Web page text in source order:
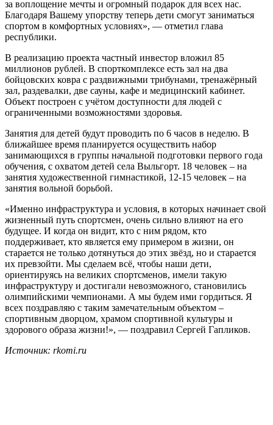
за воплощение мечты и огромный подарок для всех нас.
Благодаря Вашему упорству теперь дети смогут заниматься
спортом в комфортных условиях», — отметил глава
республики.
В реализацию проекта частный инвестор вложил 85
миллионов рублей. В спорткомплексе есть зал на два
бойцовских ковра с раздвижными трибунами, тренажёрный
зал, раздевалки, две сауны, кафе и медицинский кабинет.
Объект построен с учётом доступности для людей с
ограниченными возможностями здоровья.
Занятия для детей будут проводить по 6 часов в неделю. В
ближайшее время планируется осуществить набор
занимающихся в группы начальной подготовки первого года
обучения, с охватом детей села Выльгорт. 18 человек – на
занятия художественной гимнастикой, 12-15 человек – на
занятия вольной борьбой.
«Именно инфраструктура и условия, в которых начинает свой
жизненный путь спортсмен, очень сильно влияют на его
будущее. И когда он видит, кто с ним рядом, кто
поддерживает, кто является ему примером в жизни, он
старается не только дотянуться до этих звёзд, но и старается
их превзойти. Мы сделаем всё, чтобы наши дети,
ориентируясь на великих спортсменов, имели такую
инфраструктуру и достигали невозможного, становились
олимпийскими чемпионами. А мы будем ими гордиться. Я
всех поздравляю с таким замечательным объектом –
спортивным дворцом, храмом спортивной культуры и
здорового образа жизни!», — поздравил Сергей Гапликов.
Источник: rkomi.ru